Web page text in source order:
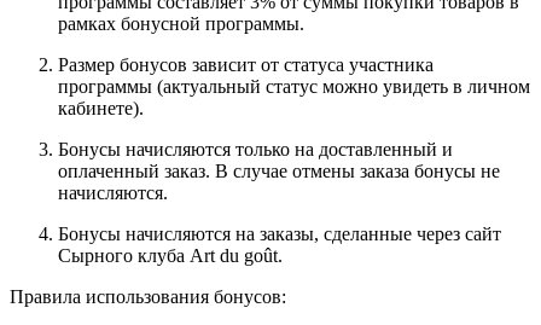
рамках бонусной программы.
Размер бонусов зависит от статуса участника
программы (актуальный статус можно увидеть в личном
кабинете).
Бонусы начисляются только на доставленный и
оплаченный заказ. В случае отмены заказа бонусы не
начисляются.
Бонусы начисляются на заказы, сделанные через сайт
Сырного клуба Art du goût.
Правила использования бонусов: